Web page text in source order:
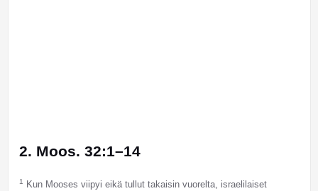
2. Moos. 32:1–14
1
Kun Mooses viipyi eikä tullut takaisin vuorelta, israelilaiset